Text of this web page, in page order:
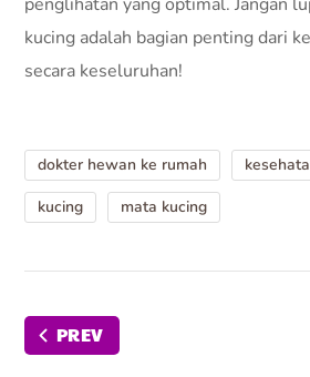
kucing adalah bagian penting dari
secara keseluruhan!
dokter hewan ke rumah
kucing
mata kucing
PREV